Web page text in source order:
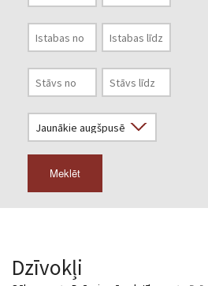
Meklēt
Dzīvokļi